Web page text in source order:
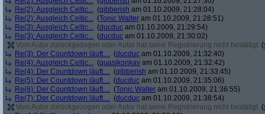
Re(2): Ausgleich Celtic... (gibberish am 01.10.2009, 21:28:04)
Re(2): Ausgleich Celtic... (Tonic Walter am 01.10.2009, 21:28:51)
Re(3): Ausgleich Celtic... (ducduc am 01.10.2009, 21:29:54)
Re(3): Ausgleich Celtic... (ducduc am 01.10.2009, 21:30:02)
Vom Autor zurückgezogen oder Autor hat seine Registrierung nicht bestätigt (
Re(3): Der Countdown läuft.... (ducduc am 01.10.2009, 21:32:40)
Re(4): Ausgleich Celtic... (quasikonkav am 01.10.2009, 21:32:42)
Re(4): Der Countdown läuft.... (gibberish am 01.10.2009, 21:33:45)
Re(5): Der Countdown läuft.... (ducduc am 01.10.2009, 21:35:06)
Re(6): Der Countdown läuft.... (Tonic Walter am 01.10.2009, 21:36:55)
Re(7): Der Countdown läuft.... (ducduc am 01.10.2009, 21:38:54)
Vom Autor zurückgezogen oder Autor hat seine Registrierung nicht bestätigt (